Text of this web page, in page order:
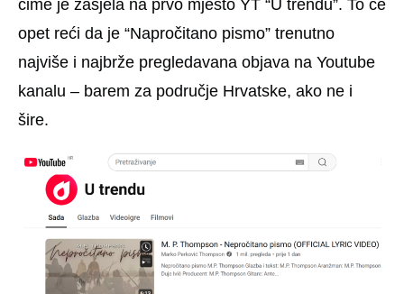
čime je zasjela na prvo mjesto YT “U trendu”. To će
opet reći da je “Napročitano pismo” trenutno
najviše i najbrže pregledavana objava na Youtube
kanalu – barem za područje Hrvatske, ako ne i
šire.